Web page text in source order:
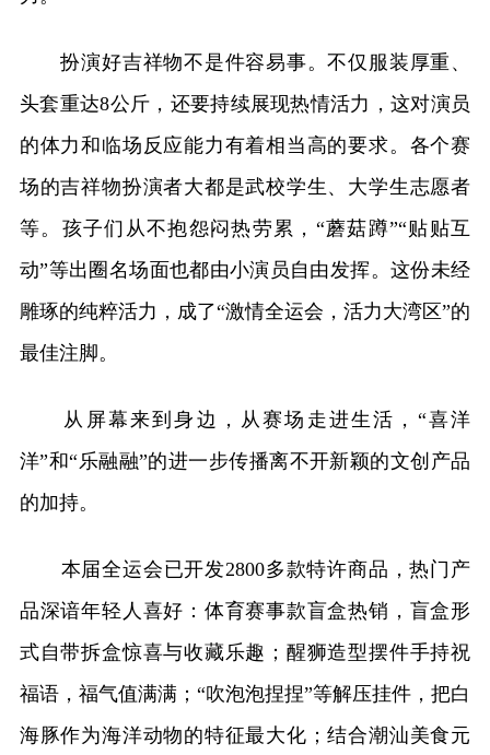
扮演好吉祥物不是件容易事。不仅服装厚重、
头套重达8公斤，还要持续展现热情活力，这对演员
的体力和临场反应能力有着相当高的要求。各个赛
场的吉祥物扮演者大都是武校学生、大学生志愿者
等。孩子们从不抱怨闷热劳累，“蘑菇蹲”“贴贴互
动”等出圈名场面也都由小演员自由发挥。这份未经
雕琢的纯粹活力，成了“激情全运会，活力大湾区”的
最佳注脚。
从屏幕来到身边，从赛场走进生活，“喜洋
洋”和“乐融融”的进一步传播离不开新颖的文创产品
的加持。
本届全运会已开发2800多款特许商品，热门产
品深谙年轻人喜好：体育赛事款盲盒热销，盲盒形
式自带拆盒惊喜与收藏乐趣；醒狮造型摆件手持祝
福语，福气值满满；“吹泡泡捏捏”等解压挂件，把白
海豚作为海洋动物的特征最大化；结合潮汕美食元